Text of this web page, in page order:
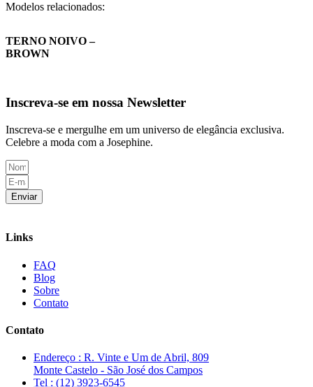
Modelos relacionados:
TERNO NOIVO –
BROWN
Inscreva-se em nossa Newsletter
Inscreva-se e mergulhe em um universo de elegância exclusiva.
Celebre a moda com a Josephine.
Enviar
Links
FAQ
Blog
Sobre
Contato
Contato
Endereço : R. Vinte e Um de Abril, 809
Monte Castelo - São José dos Campos
Tel : (12) 3923-6545